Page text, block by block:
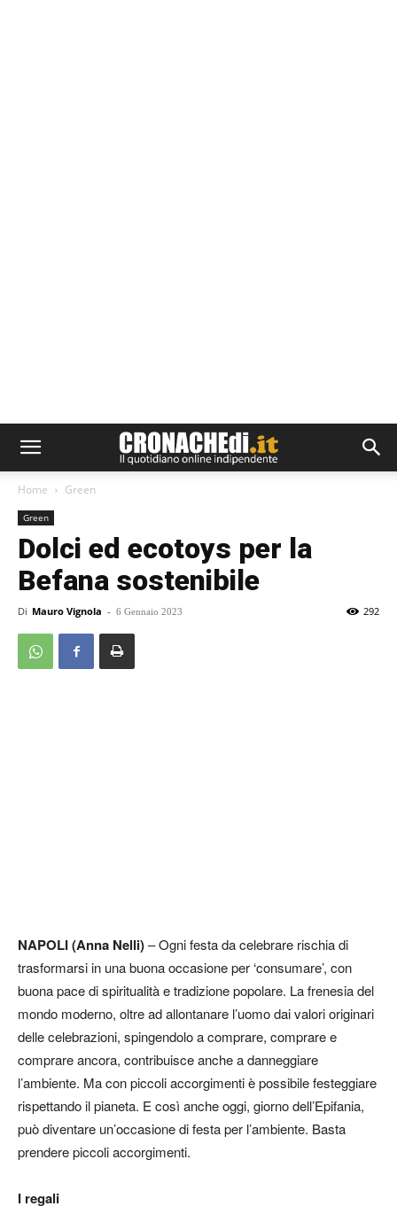
Home Green
Green
Dolci ed ecotoys per la
Befana sostenibile
Di Mauro Vignola - 6 Gennaio 2023 292
NAPOLI(Anna Nelli)– Ogni festa da celebrare rischia di
trasformarsi in una buona occasione per ‘consumare’, con
buona pace di spiritualità e tradizione popolare. La frenesia del
mondo moderno, oltre ad allontanare l’uomo dai valori originari
delle celebrazioni, spingendolo a comprare, comprare e
comprare ancora, contribuisce anche a danneggiare
l’ambiente. Ma con piccoli accorgimenti è possibile festeggiare
rispettando il pianeta. E così anche oggi, giorno dell’Epifania,
può diventare un’occasione di festa per l’ambiente. Basta
prendere piccoli accorgimenti.
I regali